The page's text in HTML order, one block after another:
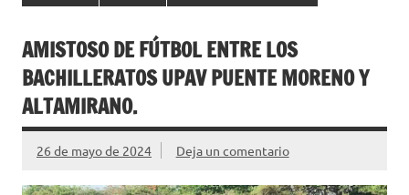
AMISTOSO DE FÚTBOL ENTRE LOS
BACHILLERATOS UPAV PUENTE MORENO Y
ALTAMIRANO.
26 de mayo de 2024 Deja un comentario